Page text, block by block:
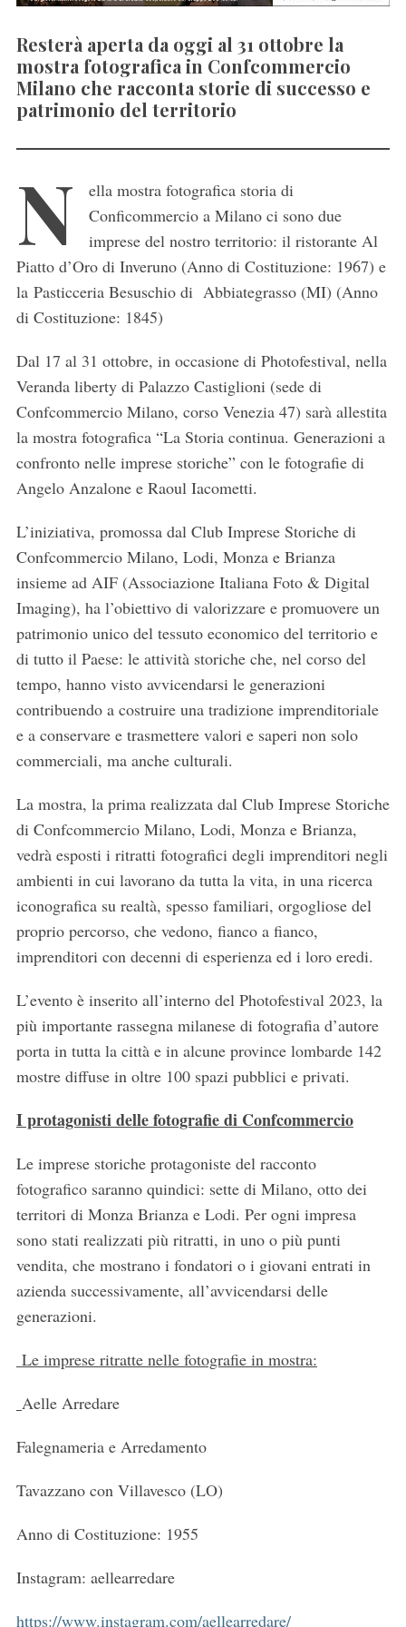
Resterà aperta da oggi al 31 ottobre la
mostra fotografica in Confcommercio
Milano che racconta storie di successo e
patrimonio del territorio
N
ella mostra fotografica storia di
Conficommercio a Milano ci sono due
imprese del nostro territorio: il ristorante Al
Piatto d’Oro di Inveruno (Anno di Costituzione: 1967) e
la Pasticceria Besuschio di Abbiategrasso (MI) (Anno
di Costituzione: 1845)
Dal 17 al 31 ottobre, in occasione di Photofestival, nella
Veranda liberty di Palazzo Castiglioni (sede di
Confcommercio Milano, corso Venezia 47) sarà allestita
la mostra fotografica “La Storia continua. Generazioni a
confronto nelle imprese storiche” con le fotografie di
Angelo Anzalone e Raoul Iacometti.
L’iniziativa, promossa dal Club Imprese Storiche di
Confcommercio Milano, Lodi, Monza e Brianza
insieme ad AIF (Associazione Italiana Foto & Digital
Imaging), ha l’obiettivo di valorizzare e promuovere un
patrimonio unico del tessuto economico del territorio e
di tutto il Paese: le attività storiche che, nel corso del
tempo, hanno visto avvicendarsi le generazioni
contribuendo a costruire una tradizione imprenditoriale
e a conservare e trasmettere valori e saperi non solo
commerciali, ma anche culturali.
La mostra, la prima realizzata dal Club Imprese Storiche
di Confcommercio Milano, Lodi, Monza e Brianza,
vedrà esposti i ritratti fotografici degli imprenditori negli
ambienti in cui lavorano da tutta la vita, in una ricerca
iconografica su realtà, spesso familiari, orgogliose del
proprio percorso, che vedono, fianco a fianco,
imprenditori con decenni di esperienza ed i loro eredi.
L’evento è inserito all’interno del Photofestival 2023, la
più importante rassegna milanese di fotografia d’autore
porta in tutta la città e in alcune province lombarde 142
mostre diffuse in oltre 100 spazi pubblici e privati.
I protagonisti delle fotografie di Confcommercio
Le imprese storiche protagoniste del racconto
fotografico saranno quindici: sette di Milano, otto dei
territori di Monza Brianza e Lodi. Per ogni impresa
sono stati realizzati più ritratti, in uno o più punti
vendita, che mostrano i fondatori o i giovani entrati in
azienda successivamente, all’avvicendarsi delle
generazioni.
Le imprese ritratte nelle fotografie in mostra:
Aelle Arredare
Falegnameria e Arredamento
Tavazzano con Villavesco (LO)
Anno di Costituzione: 1955
Instagram: aellearredare
https://www.instagram.com/aellearredare/